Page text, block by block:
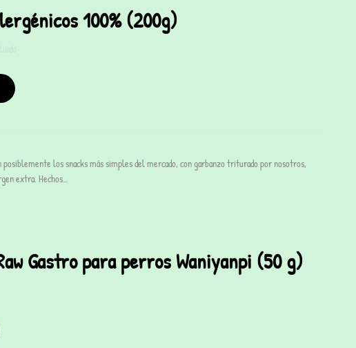
100% (200g)
posiblemente los snacks más simples del mercado, con garbanzo triturado por nosotros,
extra. Hechos…
Gastro para perros Waniyanpi (50 g)